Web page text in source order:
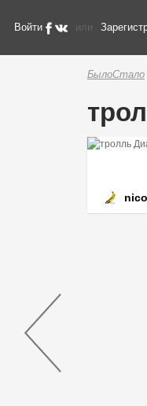
Войти или
БылоСтало
nico